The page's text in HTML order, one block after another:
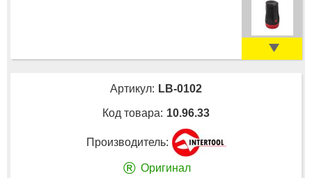
Артикул: LB-0102
Код товара: 10.96.33
Производитель:
® Оригинал